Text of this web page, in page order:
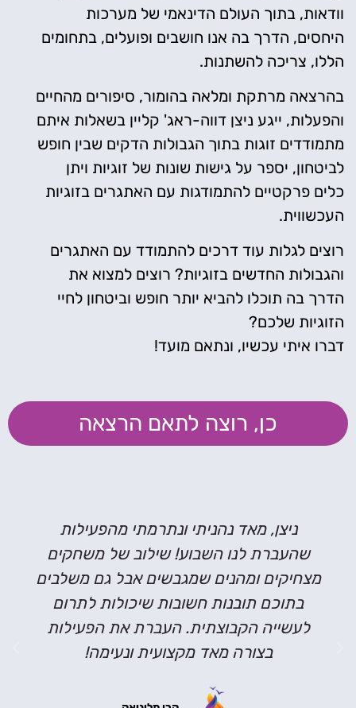
וודאות, בתוך העולם הדינאמי של מערכות
היחסים, הדרך בה אנו חושבים ופועלים, בתחומים
הללו, צריכה להשתנות.
בהרצאה מרתקת ומלאה בהומור, סיפורים מהחיים
והפעלות, ייגע ניצן דווה-ראג' קליין בשאלות איתם
מתמודדים זוגות בתוך הגבולות הדקים שבין חופש
לביטחון, יספר על גישות שונות של זוגיות ויתן
כלים פרקטיים להתמודגות עם האתגרים בזוגיות
העכשווית.
רוצים לגלות עוד דרכים להתמודד עם האתגרים
והגבולות החדשים בזוגיות? רוצים למצוא את
הדרך בה תוכלו להביא יותר חופש וביטחון לחיי
הזוגיות שלכם?
דברו איתי עכשיו, ונתאם מועד!
כן, רוצה לתאם הרצאה
ניצן, מאד נהניתי ונתרמתי מהפעילות
שהעברת לנו השבוע! שילוב של משחקים
מצחיקים ומהנים שמגבשים אבל גם משלבים
בתוכם תובנות חשובות שיכולות לתרום
לעשייה הקבוצתית. העברת את הפעילות
בצורה מאד מקצועית ונעימה!